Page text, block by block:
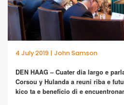
4 July 2019 | John Samson
DEN HAAG – Cuater dia largo e
Corsou y Hulanda a reuni riba e
kico ta e beneficio di e